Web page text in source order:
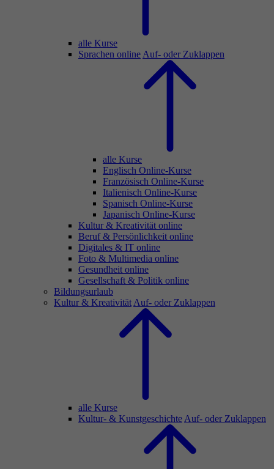
alle Kurse
Sprachen online Auf- oder Zuklappen
alle Kurse
Englisch Online-Kurse
Französisch Online-Kurse
Italienisch Online-Kurse
Spanisch Online-Kurse
Japanisch Online-Kurse
Kultur & Kreativität online
Beruf & Persönlichkeit online
Digitales & IT online
Foto & Multimedia online
Gesundheit online
Gesellschaft & Politik online
Bildungsurlaub
Kultur & Kreativität Auf- oder Zuklappen
alle Kurse
Kultur- & Kunstgeschichte Auf- oder Zuklappen